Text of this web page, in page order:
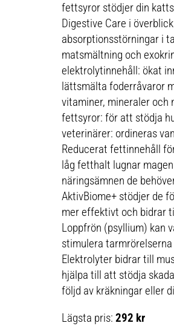
fettsyror stödjer din
Digestive Care i
absorptionsstörningar i
matsmältning och
elektrolytinnehåll: ökat
lättsmälta foderråvaror
vitaminer, mineraler och
fettsyror: för att stödja
veterinärer: ordineras
Reducerat fettinnehåll
låg fetthalt lugnar
näringsämnen de
AktivBiome+ stödjer de
mer effektivt och bidrar
Loppfrön (psyllium) kan
stimulera
Elektrolyter bidrar till
hjälpa till att stödja
följd av kräkningar eller
Lägsta pris: 292 kr